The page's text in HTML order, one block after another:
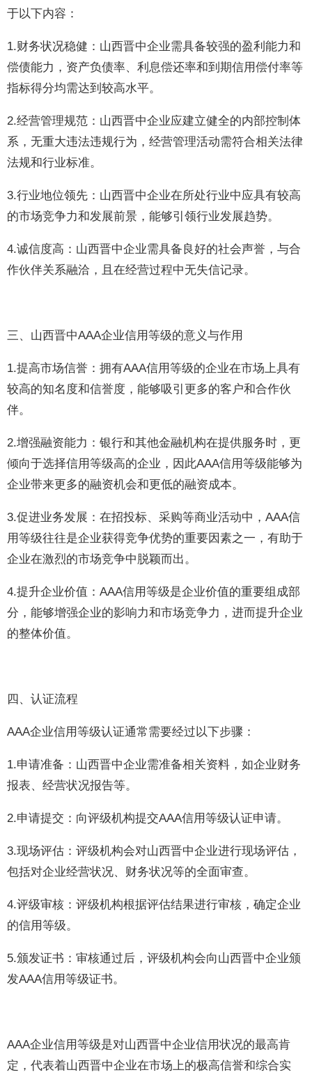
于以下内容：
1.财务状况稳健：山西晋中企业需具备较强的盈利能力和
偿债能力，资产负债率、利息偿还率和到期信用偿付率等
指标得分均需达到较高水平。
2.经营管理规范：山西晋中企业应建立健全的内部控制体
系，无重大违法违规行为，经营管理活动需符合相关法律
法规和行业标准。
3.行业地位领先：山西晋中企业在所处行业中应具有较高
的市场竞争力和发展前景，能够引领行业发展趋势。
4.诚信度高：山西晋中企业需具备良好的社会声誉，与合
作伙伴关系融洽，且在经营过程中无失信记录。
三、山西晋中AAA企业信用等级的意义与作用
1.提高市场信誉：拥有AAA信用等级的企业在市场上具有
较高的知名度和信誉度，能够吸引更多的客户和合作伙
伴。
2.增强融资能力：银行和其他金融机构在提供服务时，更
倾向于选择信用等级高的企业，因此AAA信用等级能够为
企业带来更多的融资机会和更低的融资成本。
3.促进业务发展：在招投标、采购等商业活动中，AAA信
用等级往往是企业获得竞争优势的重要因素之一，有助于
企业在激烈的市场竞争中脱颖而出。
4.提升企业价值：AAA信用等级是企业价值的重要组成部
分，能够增强企业的影响力和市场竞争力，进而提升企业
的整体价值。
四、认证流程
AAA企业信用等级认证通常需要经过以下步骤：
1.申请准备：山西晋中企业需准备相关资料，如企业财务
报表、经营状况报告等。
2.申请提交：向评级机构提交AAA信用等级认证申请。
3.现场评估：评级机构会对山西晋中企业进行现场评估，
包括对企业经营状况、财务状况等的全面审查。
4.评级审核：评级机构根据评估结果进行审核，确定企业
的信用等级。
5.颁发证书：审核通过后，评级机构会向山西晋中企业颁
发AAA信用等级证书。
AAA企业信用等级是对山西晋中企业信用状况的最高肯
定，代表着山西晋中企业在市场上的极高信誉和综合实